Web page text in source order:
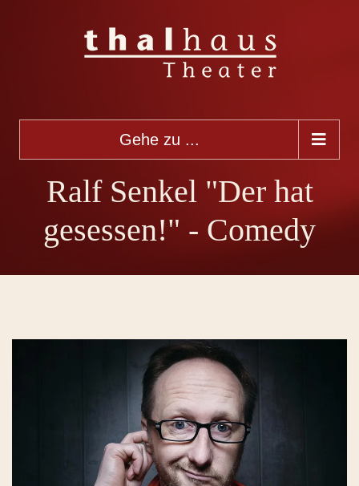
Gehe zu ...
Ralf Senkel "Der hat
gesessen!" - Comedy